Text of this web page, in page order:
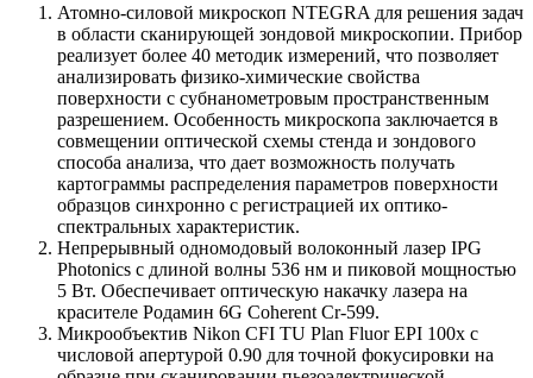
Атомно-силовой микроскоп NTEGRA для решения задач
в области сканирующей зондовой микроскопии. Прибор
реализует более 40 методик измерений, что позволяет
анализировать физико-химические свойства
поверхности с субнанометровым пространственным
разрешением. Особенность микроскопа заключается в
совмещении оптической схемы стенда и зондового
способа анализа, что дает возможность получать
картограммы распределения параметров поверхности
образцов синхронно с регистрацией их оптико-
спектральных характеристик.
Непрерывный одномодовый волоконный лазер IPG
Photonics с длиной волны 536 нм и пиковой мощностью
5 Вт. Обеспечивает оптическую накачку лазера на
красителе Родамин 6G Coherent Cr-599.
Микрообъектив Nikon CFI TU Plan Fluor EPI 100x с
числовой апертурой 0.90 для точной фокусировки на